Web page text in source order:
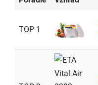
TOP 1